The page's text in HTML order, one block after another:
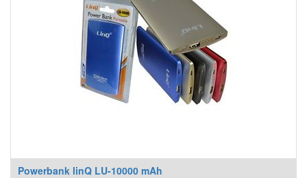
Powerbank linQ LU-10000 mAh